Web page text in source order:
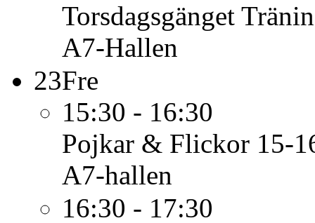
Torsdagsgänget
A7-Hallen
23Fre
15:30 - 16:30
Pojkar & Flickor 15-
A7-hallen
16:30 - 17:30